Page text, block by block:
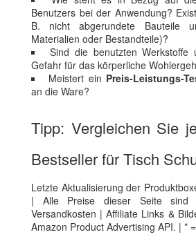
Benutzers bei der Anwendung?
B. nicht abgerundete Bauteile
Materialien oder Bestandteile)?
Sind die benutzten Werkstoffe
Gefahr für das körperliche
Meistert ein Preis-Leistungs-
an die Ware?
Tipp: Vergleichen Sie
Bestseller für Tisch
Letzte Aktualisierung der
| Alle Preise dieser Seite sind
Versandkosten | Affiliate Links &
Amazon Product Advertising API. | *